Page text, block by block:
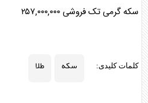
سکهگرمی تک فروشی ۲۵۷,۰۰۰,۰۰۰
کلمات کلیدی: سکه طلا